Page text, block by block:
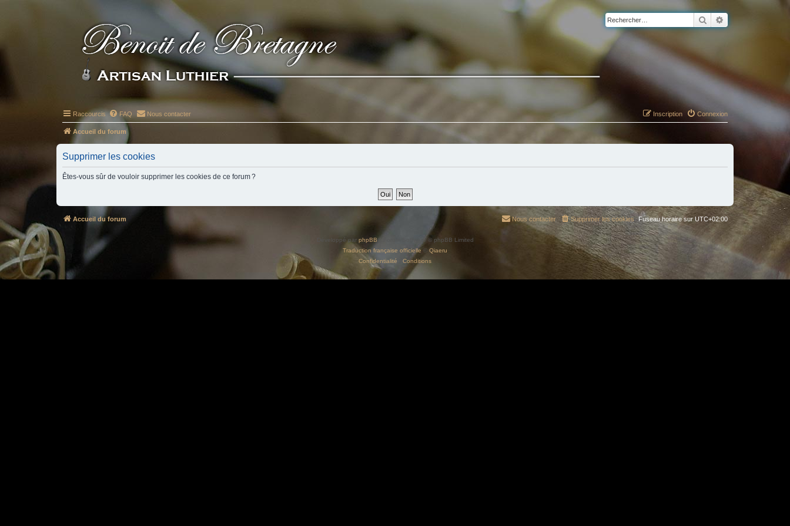
Rechercher
Raccourcis FAQ Nous contacter Connexion
Inscription
Accueil du forum
Supprimer les cookies
Êtes-vous sûr de vouloir supprimer les cookies de ce forum ?
Accueil du forum Fuseau horaire sur UTC+02:00
Supprimer les cookies
Nous contacter
Développé par phpBB® Forum Software © phpBB Limited
Traduction française officielle © Qiaeru
Confidentialité
Conditions